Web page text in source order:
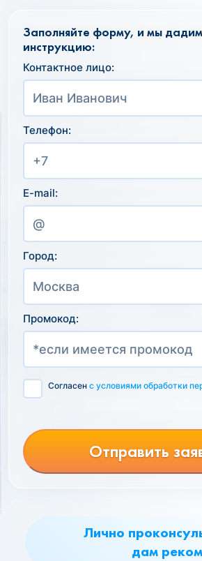
Лично
дам
Заполняйте форму, и мы
инструкцию:
Контактное лицо:
Телефон:
E-mail:
Город:
Промокод:
Согласен с условиями обработки
Отправить